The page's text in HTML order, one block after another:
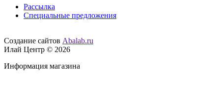
Рассылка
Специальные предложения
Создание сайтов Abalab.ru
Илай Центр © 2026
Информация магазина